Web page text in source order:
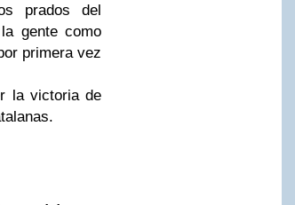
prados del
gente como
primera vez
la victoria de